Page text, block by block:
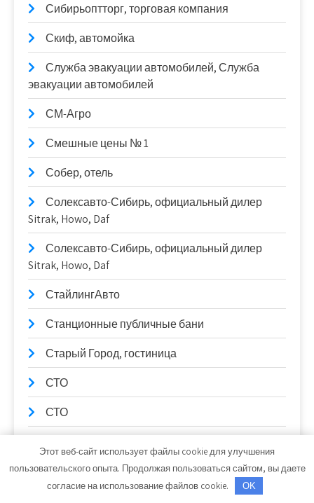
Сибирьоптторг, торговая компания
Скиф, автомойка
Служба эвакуации автомобилей, Служба
эвакуации автомобилей
СМ-Агро
Смешные цены № 1
Собер, отель
Солексавто-Сибирь, официальный дилер
Sitrak, Howo, Daf
Солексавто-Сибирь, официальный дилер
Sitrak, Howo, Daf
СтайлингАвто
Станционные публичные бани
Старый Город, гостиница
СТО
СТО
Тайм-аут, автомойка
Этот веб-сайт использует файлы cookie для улучшения
пользовательского опыта. Продолжая пользоваться сайтом, вы даете
согласие на использование файлов cookie.
OK